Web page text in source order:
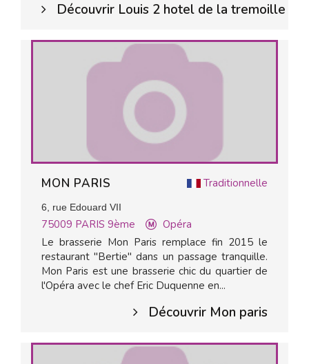
Découvrir Louis 2 hotel de la tremoille
Traditionnelle
MON PARIS
6, rue Edouard VII
75009 PARIS 9ème
Opéra
Le brasserie Mon Paris remplace fin 2015 le
restaurant "Bertie" dans un passage tranquille.
Mon Paris est une brasserie chic du quartier de
l'Opéra avec le chef Eric Duquenne en...
Découvrir Mon paris